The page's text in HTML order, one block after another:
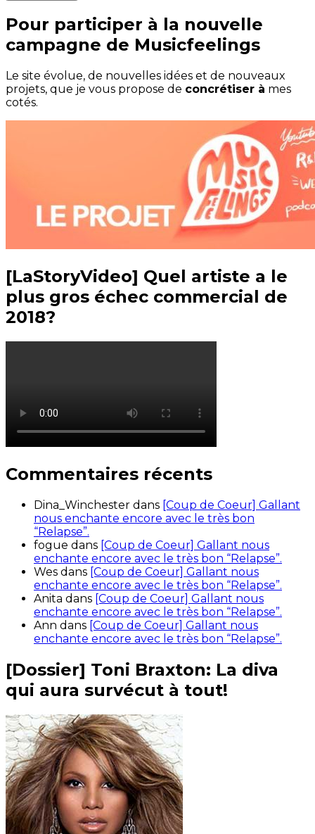
Pour participer à la nouvelle
campagne de Musicfeelings
Le site évolue, de nouvelles idées et de nouveaux
projets, que je vous propose de concrétiser à mes
cotés.
[LaStoryVideo] Quel artiste a le
plus gros échec commercial de
2018?
Commentaires récents
Dina_Winchester dans [Coup de Coeur] Gallant
nous enchante encore avec le très bon
“Relapse”.
fogue dans [Coup de Coeur] Gallant nous
enchante encore avec le très bon “Relapse”.
Wes dans [Coup de Coeur] Gallant nous
enchante encore avec le très bon “Relapse”.
Anita dans [Coup de Coeur] Gallant nous
enchante encore avec le très bon “Relapse”.
Ann dans [Coup de Coeur] Gallant nous
enchante encore avec le très bon “Relapse”.
[Dossier] Toni Braxton: La diva
qui aura survécut à tout!